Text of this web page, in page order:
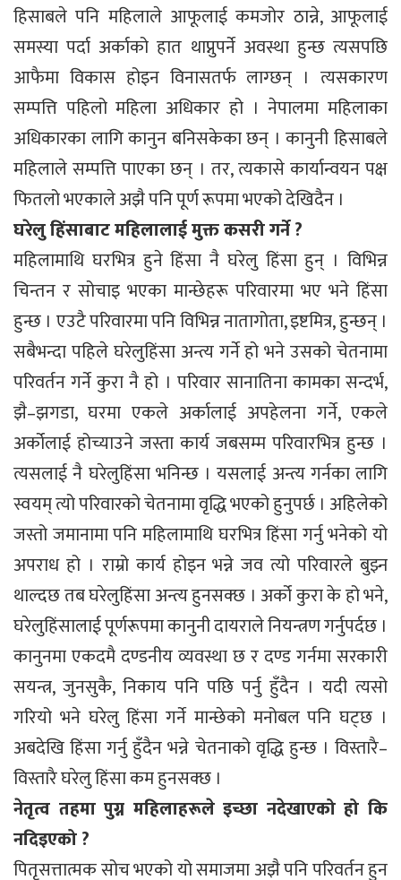
हिसाबले पनि महिलाले आफूलाई कमजोर ठान्ने, आफूलाई
समस्या पर्दा अर्काको हात थाप्नुपर्ने अवस्था हुन्छ त्यसपछि
आफैमा विकास होइन विनासतर्फ लाग्छन् । त्यसकारण
सम्पत्ति पहिलो महिला अधिकार हो । नेपालमा महिलाका
अधिकारका लागि कानुन बनिसकेका छन् । कानुनी हिसाबले
महिलाले सम्पत्ति पाएका छन् । तर, त्यकासे कार्यान्वयन पक्ष
फितलो भएकाले अझै पनि पूर्ण रूपमा भएको देखिदैन ।
घरेलु हिंसाबाट महिलालाई मुक्त कसरी गर्ने ?
महिलामाथि घरभित्र हुने हिंसा नै घरेलु हिंसा हुन् । विभिन्न
चिन्तन र सोचाइ भएका मान्छेहरू परिवारमा भए भने हिंसा
हुन्छ । एउटै परिवारमा पनि विभिन्न नातागोता, इष्टमित्र, हुन्छन् ।
सबैभन्दा पहिले घरेलुहिंसा अन्त्य गर्ने हो भने उसको चेतनामा
परिवर्तन गर्ने कुरा नै हो । परिवार सानातिना कामका सन्दर्भ,
झै–झगडा, घरमा एकले अर्कालाई अपहेलना गर्ने, एकले
अर्कोलाई होच्याउने जस्ता कार्य जबसम्म परिवारभित्र हुन्छ ।
त्यसलाई नै घरेलुहिंसा भनिन्छ । यसलाई अन्त्य गर्नका लागि
स्वयम् त्यो परिवारको चेतनामा वृद्धि भएको हुनुपर्छ । अहिलेको
जस्तो जमानामा पनि महिलामाथि घरभित्र हिंसा गर्नु भनेको यो
अपराध हो । राम्रो कार्य होइन भन्ने जव त्यो परिवारले बुझ्न
थाल्दछ तब घरेलुहिंसा अन्त्य हुनसक्छ । अर्को कुरा के हो भने,
घरेलुहिंसालाई पूर्णरूपमा कानुनी दायराले नियन्त्रण गर्नुपर्दछ ।
कानुनमा एकदमै दण्डनीय व्यवस्था छ र दण्ड गर्नमा सरकारी
सयन्त्र, जुनसुकै, निकाय पनि पछि पर्नु हुँदैन । यदी त्यसो
गरियो भने घरेलु हिंसा गर्ने मान्छेको मनोबल पनि घट्छ ।
अबदेखि हिंसा गर्नु हुँदैन भन्ने चेतनाको वृद्धि हुन्छ । विस्तारै–
विस्तारै घरेलु हिंसा कम हुनसक्छ ।
नेतृत्व तहमा पुग्न महिलाहरूले इच्छा नदेखाएको हो कि
नदिइएको ?
पितृसत्तात्मक सोच भएको यो समाजमा अझै पनि परिवर्तन हुन